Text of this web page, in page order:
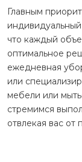
Главным
что каждый
оптимальное
ежедневная
или
мебели или
стремимся
отвлекая вас от